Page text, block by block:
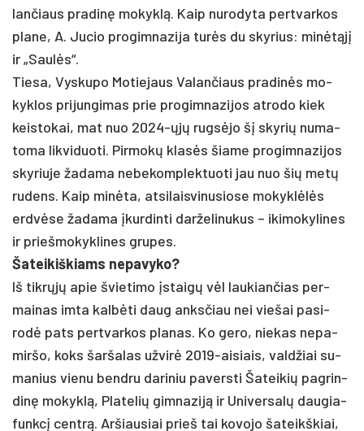
lan­čiaus pra­dinę mo­kyklą. Kaip nu­ro­dy­ta per­tvar­kos
pla­ne, A. Ju­cio pro­gim­na­zi­ja turės du sky­rius: minėtąjį
ir „Saulės“.
Tie­sa, Vys­ku­po Mo­tie­jaus Va­lan­čiaus pra­dinės mo­
kyk­los pri­jun­gi­mas prie pro­gim­na­zi­jos at­ro­do kiek
keis­to­kai, mat nuo 2024-ųjų rugsė­jo šį sky­rių nu­ma­
to­ma lik­vi­duo­ti. Pir­mokų klasės šia­me pro­gim­na­zi­jos
sky­riu­je ža­da­ma ne­be­komp­lek­tuo­ti jau nuo šių metų
ru­dens. Kaip minė­ta, at­si­lais­vi­nu­sio­se mo­kyklėlės
erdvė­se ža­da­ma įkur­din­ti dar­že­li­nu­kus – iki­mo­ky­li­nes
ir prie­šmo­kyk­li­nes gru­pes.
Ša­tei­kiš­kiams ne­pa­vy­ko?
Iš tikrųjų apie švie­ti­mo įstaigų vėl lau­kian­čias per­
mai­nas im­ta kalbė­ti daug anks­čiau nei vie­šai pa­si­
rodė pa­ts per­tvar­kos pla­nas. Ko ge­ro, nie­kas ne­pa­
mir­šo, koks šar­ša­las už­virė 2019-aisiais, vald­žiai su­
ma­nius vie­nu bend­ru da­ri­niu pa­vers­ti Ša­tei­kių pa­grin­
dinę mo­kyklą, Pla­te­lių gim­na­ziją ir Uni­ver­salų dau­gia­
funkcį centrą. Ar­šiau­siai prie­š tai ko­vo­jo ša­teikš­kiai,